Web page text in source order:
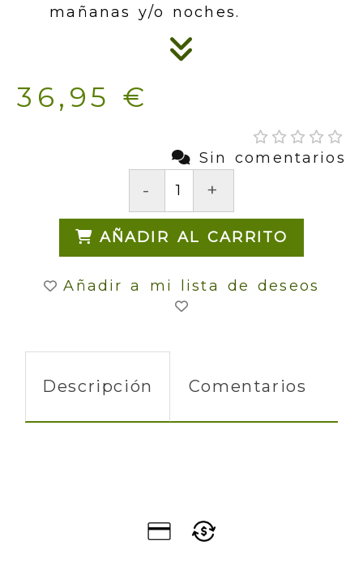
mañanas y/o noches.
36,95 €
Sin comentarios
- +
AÑADIR AL CARRITO
Añadir a mi lista de deseos
Descripción Comentarios